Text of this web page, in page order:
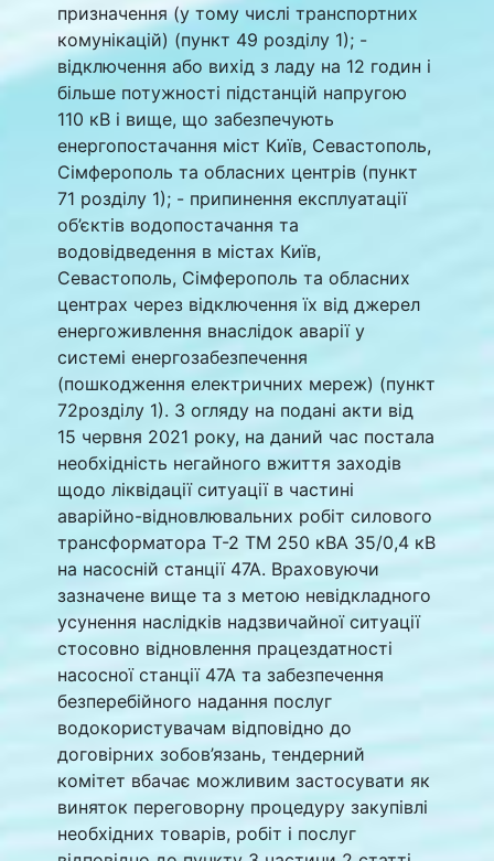
призначення (у тому числі транспортних
комунікацій) (пункт 49 розділу 1); -
відключення або вихід з ладу на 12 годин і
більше потужності підстанцій напругою
110 кВ і вище, що забезпечують
енергопостачання міст Київ, Севастополь,
Сімферополь та обласних центрів (пункт
71 розділу 1); - припинення експлуатації
об’єктів водопостачання та
водовідведення в містах Київ,
Севастополь, Сімферополь та обласних
центрах через відключення їх від джерел
енергоживлення внаслідок аварії у
системі енергозабезпечення
(пошкодження електричних мереж) (пункт
72розділу 1). З огляду на подані акти від
15 червня 2021 року, на даний час постала
необхідність негайного вжиття заходів
щодо ліквідації ситуації в частині
аварійно-відновлювальних робіт силового
трансформатора Т-2 ТМ 250 кВА 35/0,4 кВ
на насосній станції 47А. Враховуючи
зазначене вище та з метою невідкладного
усунення наслідків надзвичайної ситуації
стосовно відновлення працездатності
насосної станції 47А та забезпечення
безперебійного надання послуг
водокористувачам відповідно до
договірних зобов’язань, тендерний
комітет вбачає можливим застосувати як
виняток переговорну процедуру закупівлі
необхідних товарів, робіт і послуг